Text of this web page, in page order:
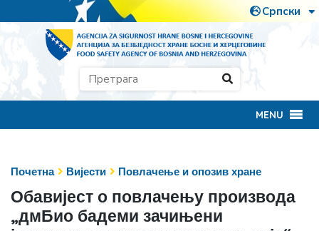
MENU
Почетна Вијести Повлачење и опозив хране
Обавијест о повлачењу производа
„дмБио бадеми зачињени